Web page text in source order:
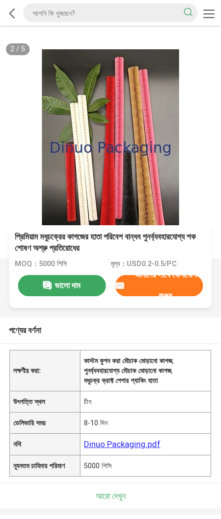
2/ 5
প্রিমিয়াম মধুচক্রের কাগজের হাতা পরিবেশ বান্ধব পুনর্ব্যবহারযোগ্য শক
শোষণ অশ্রু প্রতিরোধের
MOQ：5000 পিসি মূল্য：USD0.2-0.5/PC
ভালো দাম
আমাদের সাথে যোগাযোগ
করুন
পণ্যের বর্ণনা
লক্ষণীয় করা:
কাস্টম কুশন করা মৌচাক মোড়ানো কাগজ,
পুনর্ব্যবহারযোগ্য মৌচাক মোড়ানো কাগজ,
মধুচক্র ক্রাফ্ট পেপার প্যাকিং হাতা
উৎপত্তি স্থল চীন
ডেলিভারি সময় 8-10 দিন
নথি Dinuo Packaging.pdf
ন্যূনতম চাহিদার পরিমাণ 5000 পিসি
আরো দেখুন